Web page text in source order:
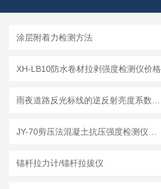
涂层附着力检测方法
XH-LB10防水卷材拉剥强度检测仪价格
锚杆拉力计/锚杆拉拔仪